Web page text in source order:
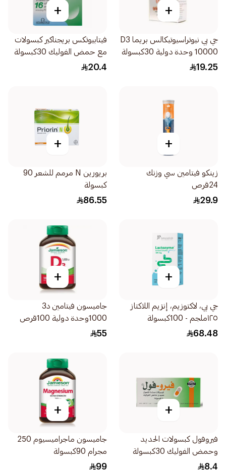
+
جي بي نيوتراسيوتيكالس بريما D3
10000 وحدة دولية 30كبسولة
19.25
+
فيتابيوتكس بريجناكير كبسولات
مع حمض الفوليك 30كبسولة
20.4
+
زينكو فيتامين سي وزنك
24قرص
29.9
+
بريورين N مرمم للشعر 90
كبسولة
86.55
+
جي بي، لاكتوزيم، إنزيم اللاكتاز
١٢٥ملجم - 100كبسولة
68.48
+
جاميسون فيتامين د3
1000وحدة دولية 100قرص
55
+
فيروفول كبسولات الحديد
وحمض الفوليك 30كبسولة
8.4
+
جاميسون ماجراميسيوم 250
مجرام 90كبسولة
99